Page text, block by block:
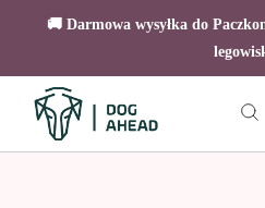
🚚 Darmowa wysyłka do
content